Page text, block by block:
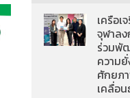
เครือ
จุฬาล
ร่วมพั
ความ
ศักยภ
เคลื่อ